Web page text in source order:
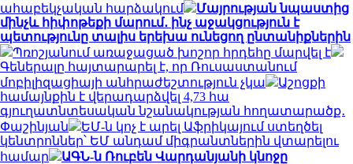
ահաբեկչական հարձակում
Մայրության նպաստից
մինչև հիփոթեքի մարում․ ինչ աջակցություն է
պետությունը տալիս երեխա ունեցող ընտանիքներին
Պռոշյանում առաջացած խոշոր հրդեհը մարվել է
Գեներալը հայտարարել է, որ Ռուսաստանում
մոբիլիզացիայի անհրաժեշտություն չկա
Աշոցքի
համայնքին է վերադարձվել 4,73 հա
գյուղատնտեսական նշանակության հողատարածք․
Փաշինյան
ԵՄ-ն կոչ է արել Աֆրիկայում ստեղծել
կենտրոններ՝ ԵՄ անդամ միգրանտներին վտարելու
համար
ԱԳՆ-ն Ռուբեն Վարդանյանի կնոջը